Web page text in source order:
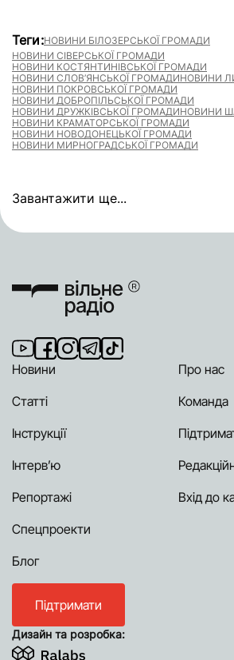
Теги:НОВИНИ БІЛОЗЕРСЬКОЇ ГРОМАДИ
НОВИНИ СІВЕРСЬКОЇ ГРОМАДИ
НОВИНИ КОСТЯНТИНІВСЬКОЇ ГРОМАДИ
НОВИНИ СЛОВ’ЯНСЬКОЇ ГРОМАДИНОВИНИ
НОВИНИ ПОКРОВСЬКОЇ ГРОМАДИ
НОВИНИ ДОБРОПІЛЬСЬКОЇ ГРОМАДИ
НОВИНИ ДРУЖКІВСЬКОЇ ГРОМАДИНОВИНИ
НОВИНИ КРАМАТОРСЬКОЇ ГРОМАДИ
НОВИНИ НОВОДОНЕЦЬКОЇ ГРОМАДИ
НОВИНИ МИРНОГРАДСЬКОЇ ГРОМАДИ
Завантажити ще...
Новини
Статті
Інструкції
Інтерв’ю
Репортажі
Спецпроекти
Блог
Про нас
Команда
Вхід до
Підтримати
Дизайн та розробка: